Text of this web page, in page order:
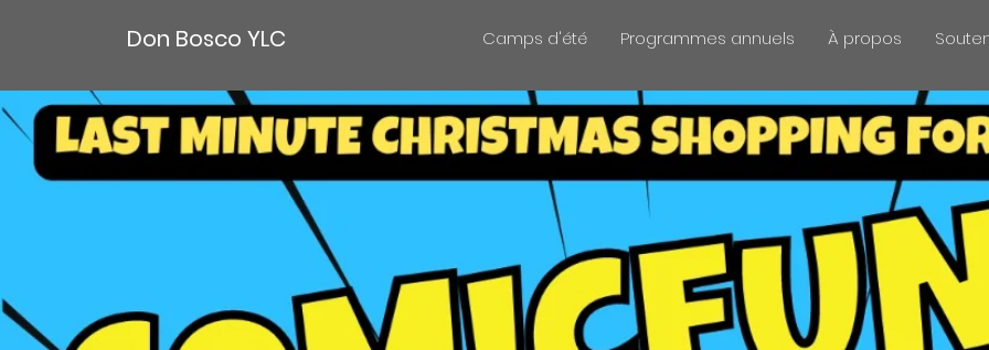
Don Bosco YLC Camps d'été Programmes annuels À propos